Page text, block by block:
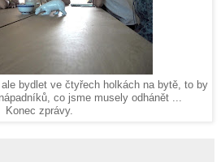
bydlet ve čtyřech holkách na bytě, to by
co jsme musely odhánět ...
Konec zprávy.